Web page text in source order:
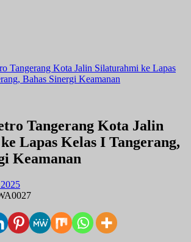
Tangerang Kota Jalin Silaturahmi ke Lapas
Bahas Sinergi Keamanan
Tangerang Kota Jalin
Lapas Kelas I Tangerang,
Keamanan